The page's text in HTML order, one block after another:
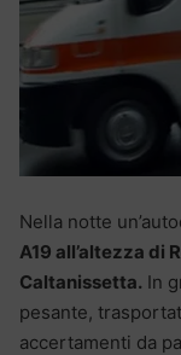
Nella notte
A19 all’altezza di
Caltanissetta. In
pesante,
accertamenti da